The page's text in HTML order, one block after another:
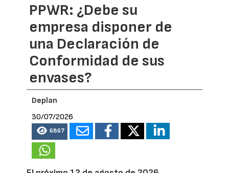
PPWR: ¿Debe su
empresa disponer de
una Declaración de
Conformidad de sus
envases?
Deplan
30/07/2026
6867